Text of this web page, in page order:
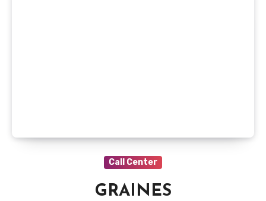
Call Center
GRAINES